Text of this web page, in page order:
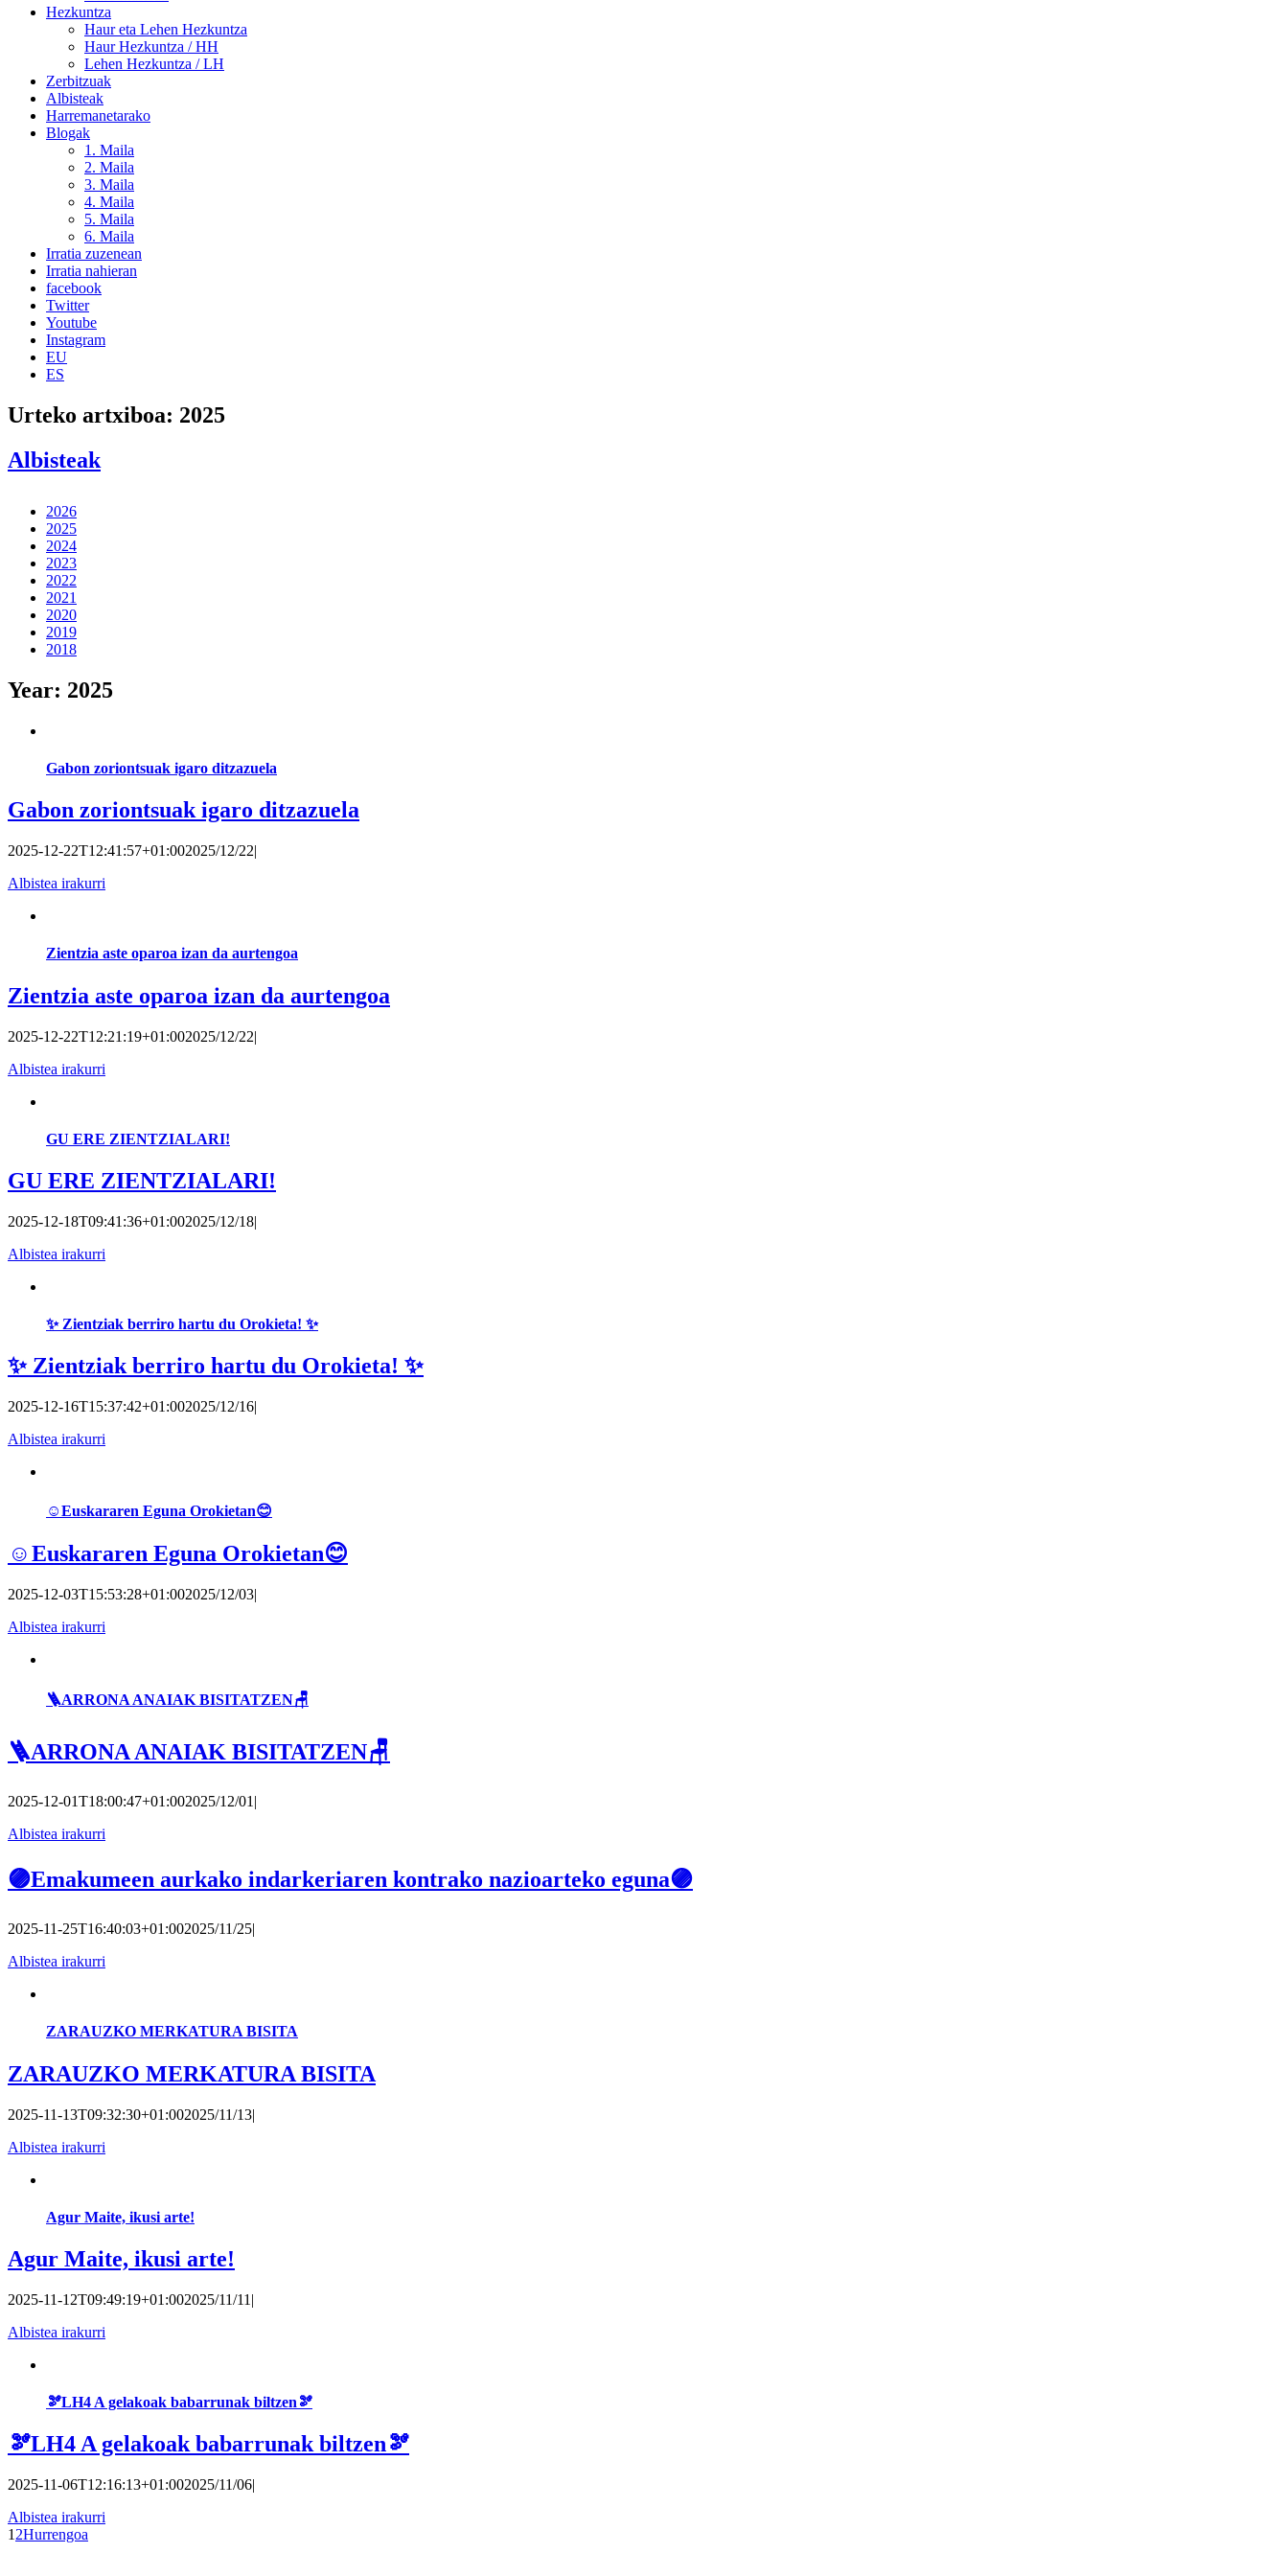
Hezkuntza
Haur eta Lehen Hezkuntza
Haur Hezkuntza / HH
Lehen Hezkuntza / LH
Zerbitzuak
Albisteak
Harremanetarako
Blogak
1. Maila
2. Maila
3. Maila
4. Maila
5. Maila
6. Maila
Irratia zuzenean
Irratia nahieran
facebook
Twitter
Youtube
Instagram
EU
ES
Urteko artxiboa: 2025
Albisteak
2026
2025
2024
2023
2022
2021
2020
2019
2018
Year: 2025
Gabon zoriontsuak igaro ditzazuela
Gabon zoriontsuak igaro ditzazuela
2025-12-22T12:41:57+01:002025/12/22|
Albistea irakurri
Zientzia aste oparoa izan da aurtengoa
Zientzia aste oparoa izan da aurtengoa
2025-12-22T12:21:19+01:002025/12/22|
Albistea irakurri
GU ERE ZIENTZIALARI!
GU ERE ZIENTZIALARI!
2025-12-18T09:41:36+01:002025/12/18|
Albistea irakurri
✨ Zientziak berriro hartu du Orokieta! ✨
✨ Zientziak berriro hartu du Orokieta! ✨
2025-12-16T15:37:42+01:002025/12/16|
Albistea irakurri
☺️Euskararen Eguna Orokietan😊
☺️Euskararen Eguna Orokietan😊
2025-12-03T15:53:28+01:002025/12/03|
Albistea irakurri
🪜ARRONA ANAIAK BISITATZEN🪑
🪜ARRONA ANAIAK BISITATZEN🪑
2025-12-01T18:00:47+01:002025/12/01 |
Albistea irakurri
🟣Emakumeen aurkako indarkeriaren kontrako nazioarteko eguna🟣
2025-11-25T16:40:03+01:002025/11/25|
Albistea irakurri
ZARAUZKO MERKATURA BISITA
ZARAUZKO MERKATURA BISITA
2025-11-13T09:32:30+01:002025/11/13|
Albistea irakurri
Agur Maite, ikusi arte!
Agur Maite, ikusi arte!
2025-11-12T09:49:19+01:002025/11/11 |
Albistea irakurri
🫘LH4 A gelakoak babarrunak biltzen🫘
🫘LH4 A gelakoak babarrunak biltzen🫘
2025-11-06T12:16:13+01:002025/11/06|
Albistea irakurri
1 2Hurrengoa